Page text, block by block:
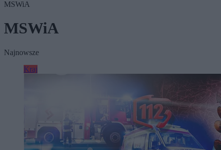
MSWiA
MSWiA
Najnowsze
Kraj